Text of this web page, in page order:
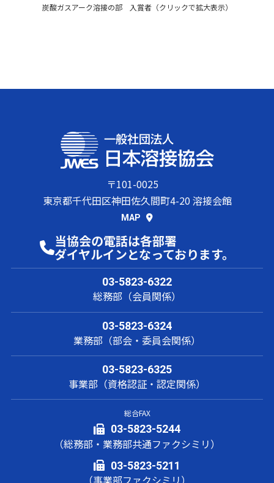
炭酸ガスアーク溶接の部 入賞者（クリックで拡大表示）
〒101-0025
東京都千代田区神田佐久間町4-20 溶接会館
MAP
当協会の電話は各部署
ダイヤルインとなっております。
03-5823-6322
総務部（会員関係）
03-5823-6324
業務部（部会・委員会関係）
03-5823-6325
事業部（資格認証・認定関係）
総合FAX
03-5823-5244
（総務部・業務部共通ファクシミリ）
03-5823-5211